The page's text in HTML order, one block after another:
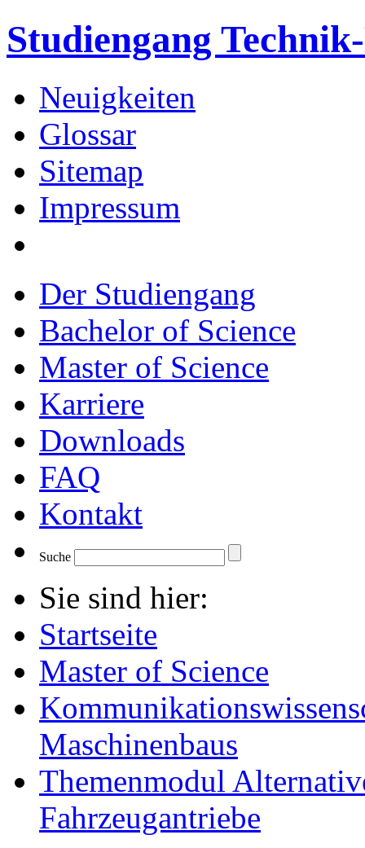
Studiengang
Neuigkeiten
Glossar
Sitemap
Impressum
Der Studiengang
Bachelor of Science
Master of Science
Karriere
Downloads
FAQ
Kontakt
Suche
Sie sind hier:
Startseite
Master of Science
Maschinenbaus
Themenmodul
Fahrzeugantriebe